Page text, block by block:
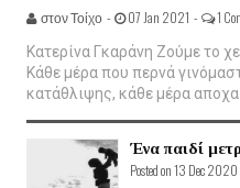
στον Τοίχο - 07 Jan 2021 - 1
Κατερίνα Γκαράνη Ζούμε το
Κάθε μέρα που περνά
κατάθλιψης, κάθε μέρα
Ένα παιδί
Posted on 13 Dec 2020